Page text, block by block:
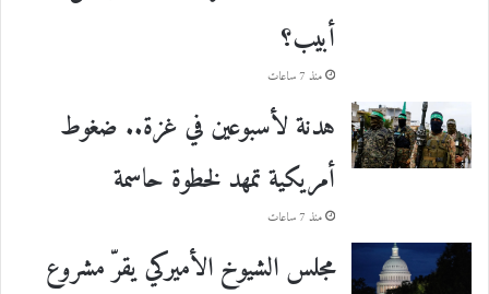
أبيب؟
منذ 7 ساعات
هدنة لأسبوعين في غزة.. ضغوط
أمريكية تمهد لخطوة حاسمة
منذ 7 ساعات
مجلس الشيوخ الأميركي يقرّ مشروع